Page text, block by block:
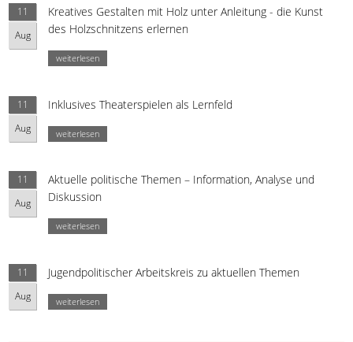
11
Aug
Kreatives Gestalten mit Holz unter Anleitung - die Kunst
des Holzschnitzens erlernen
weiterlesen
11
Aug
Inklusives Theaterspielen als Lernfeld
weiterlesen
11
Aug
Aktuelle politische Themen – Information, Analyse und
Diskussion
weiterlesen
11
Aug
Jugendpolitischer Arbeitskreis zu aktuellen Themen
weiterlesen